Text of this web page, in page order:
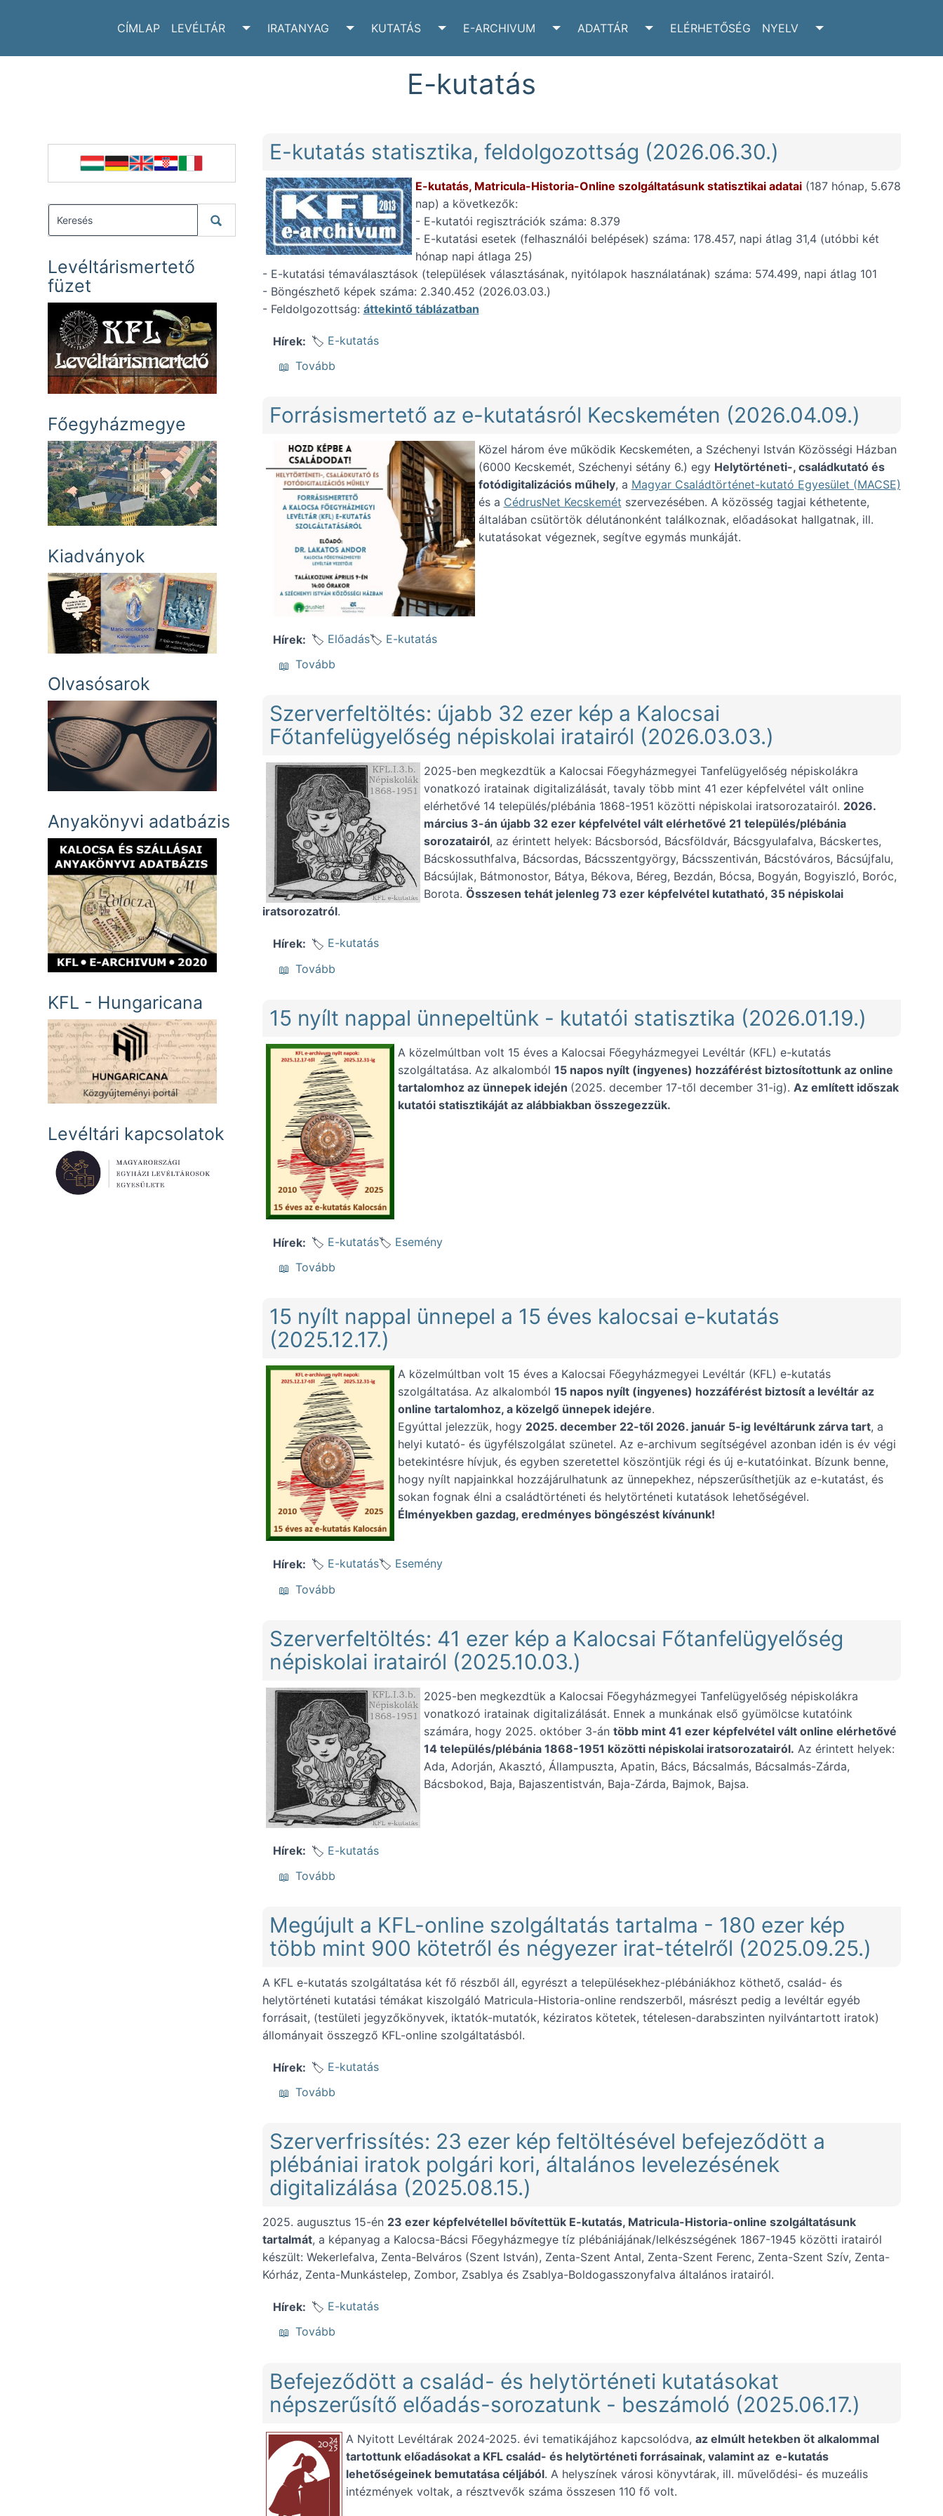
CÍMLAP LEVÉLTÁR
TOGGLE LEVÉLTÁR SUBMENU
IRATANYAG
TOGGLE IRATANYAG SUBMENU
KUTATÁS
TOGGLE KUTATÁS SUBMENU
E-ARCHIVUM
TOGGLE E-ARCHIVUM SUBMENU
ADATTÁR
TOGGLE ADATTÁR SUBMENU
ELÉRHETŐSÉG NYELV
E-kutatás
Levéltárismertető
füzet
Főegyházmegye
Kiadványok
Olvasósarok
Anyakönyvi adatbázis
KFL - Hungaricana
Levéltári kapcsolatok
E-kutatás statisztika, feldolgozottság (2026.06.30.)
E-kutatás, Matricula-Historia-Online szolgáltatásunk statisztikai adatai(187 hónap, 5.678
nap) a következők:
- E-kutatói regisztrációk száma: 8.379
- E-kutatási esetek (felhasználói belépések) száma: 178.457, napi átlag 31,4 (utóbbi két
hónap napi átlaga 25)
- E-kutatási témaválasztások (települések választásának, nyitólapok használatának) száma: 574.499, napi átlag 101
- Böngészhető képek száma: 2.340.452 (2026.03.03.)
- Feldolgozottság: áttekintő táblázatban
Hírek
E-kutatás
Tovább(E-kutatás statisztika, feldolgozottság (2026.06.30.))
Forrásismertető az e-kutatásról Kecskeméten (2026.04.09.)
Közel három éve működik Kecskeméten, a Széchenyi István Közösségi Házban
(6000 Kecskemét, Széchenyi sétány 6.) egy Helytörténeti-, családkutató és
fotódigitalizációs műhely, a Magyar Családtörténet-kutató Egyesület (MACSE)
és a CédrusNet Kecskemét szervezésében. A közösség tagjai kéthetente,
általában csütörtök délutánonként találkoznak, előadásokat hallgatnak, ill.
kutatásokat végeznek, segítve egymás munkáját.
Hírek Előadás
E-kutatás
Tovább(Forrásismertető az e-kutatásról Kecskeméten (2026.04.09.))
Szerverfeltöltés: újabb 32 ezer kép a Kalocsai
Főtanfelügyelőség népiskolai iratairól (2026.03.03.)
2025-ben megkezdtük a Kalocsai Főegyházmegyei Tanfelügyelőség népiskolákra
vonatkozó iratainak digitalizálását, tavaly több mint 41 ezer képfelvétel vált online
elérhetővé 14 település/plébánia 1868-1951 közötti népiskolai iratsorozatairól. 2026.
március 3-án újabb 32 ezer képfelvétel vált elérhetővé 21 település/plébánia
sorozatairól, az érintett helyek: Bácsborsód, Bácsföldvár, Bácsgyulafalva, Bácskertes,
Bácskossuthfalva, Bácsordas, Bácsszentgyörgy, Bácsszentiván, Bácstóváros, Bácsújfalu,
Bácsújlak, Bátmonostor, Bátya, Békova, Béreg, Bezdán, Bócsa, Bogyán, Bogyiszló, Boróc,
Borota. Összesen tehát jelenleg 73 ezer képfelvétel kutatható, 35 népiskolai
iratsorozatról.
Hírek
E-kutatás
Tovább(Szerverfeltöltés: újabb 32 ezer kép a Kalocsai Főtanfelügyelőség népiskolai iratairól (2026.03.03.))
15 nyílt nappal ünnepeltünk - kutatói statisztika (2026.01.19.)
A közelmúltban volt 15 éves a Kalocsai Főegyházmegyei Levéltár (KFL) e-kutatás
szolgáltatása. Az alkalomból 15 napos nyílt (ingyenes) hozzáférést biztosítottunk az online
tartalomhoz az ünnepek idején (2025. december 17-től december 31-ig). Az említett időszak
kutatói statisztikáját az alábbiakban összegezzük.
Hírek E-kutatás
Esemény
Tovább(15 nyílt nappal ünnepeltünk - kutatói statisztika (2026.01.19.))
15 nyílt nappal ünnepel a 15 éves kalocsai e-kutatás
(2025.12.17.)
A közelmúltban volt 15 éves a Kalocsai Főegyházmegyei Levéltár (KFL) e-kutatás
szolgáltatása. Az alkalomból 15 napos nyílt (ingyenes) hozzáférést biztosít a levéltár az
online tartalomhoz, a közelgő ünnepek idejére.
Egyúttal jelezzük, hogy 2025. december 22-től 2026. január 5-ig levéltárunk zárva tart, a
helyi kutató- és ügyfélszolgálat szünetel. Az e-archivum segítségével azonban idén is év végi
betekintésre hívjuk, és egyben szeretettel köszöntjük régi és új e-kutatóinkat. Bízunk benne,
hogy nyílt napjainkkal hozzájárulhatunk az ünnepekhez, népszerűsíthetjük az e-kutatást, és
sokan fognak élni a családtörténeti és helytörténeti kutatások lehetőségével.
Élményekben gazdag, eredményes böngészést kívánunk!
Hírek E-kutatás
Esemény
Tovább(15 nyílt nappal ünnepel a 15 éves kalocsai e-kutatás (2025.12.17.))
Szerverfeltöltés: 41 ezer kép a Kalocsai Főtanfelügyelőség
népiskolai iratairól (2025.10.03.)
2025-ben megkezdtük a Kalocsai Főegyházmegyei Tanfelügyelőség népiskolákra
vonatkozó iratainak digitalizálását. Ennek a munkának első gyümölcse kutatóink
számára, hogy 2025. október 3-án több mint 41 ezer képfelvétel vált online elérhetővé
14 település/plébánia 1868-1951 közötti népiskolai iratsorozatairól. Az érintett helyek:
Ada, Adorján, Akasztó, Állampuszta, Apatin, Bács, Bácsalmás, Bácsalmás-Zárda,
Bácsbokod, Baja, Bajaszentistván, Baja-Zárda, Bajmok, Bajsa.
Hírek
E-kutatás
Tovább(Szerverfeltöltés: 41 ezer kép a Kalocsai Főtanfelügyelőség népiskolai iratairól (2025.10.03.))
Megújult a KFL-online szolgáltatás tartalma - 180 ezer kép
több mint 900 kötetről és négyezer irat-tételről (2025.09.25.)
A KFL e-kutatás szolgáltatása két fő részből áll, egyrészt a településekhez-plébániákhoz köthető, család- és
helytörténeti kutatási témákat kiszolgáló Matricula-Historia-online rendszerből, másrészt pedig a levéltár egyéb
forrásait, (testületi jegyzőkönyvek, iktatók-mutatók, kéziratos kötetek, tételesen-darabszinten nyilvántartott iratok)
állományait összegző KFL-online szolgáltatásból.
Hírek
E-kutatás
Tovább(Megújult a KFL-online szolgáltatás tartalma - 180 ezer kép több mint 900 kötetről és négyezer irat-tételről
Szerverfrissítés: 23 ezer kép feltöltésével befejeződött a
plébániai iratok polgári kori, általános levelezésének
digitalizálása (2025.08.15.)
2025. augusztus 15-én 23 ezer képfelvétellel bővítettük E-kutatás, Matricula-Historia-online szolgáltatásunk
tartalmát, a képanyag a Kalocsa-Bácsi Főegyházmegye tíz plébániájának/lelkészségének 1867-1945 közötti iratairól
készült: Wekerlefalva, Zenta-Belváros (Szent István), Zenta-Szent Antal, Zenta-Szent Ferenc, Zenta-Szent Szív, Zenta-
Kórház, Zenta-Munkástelep, Zombor, Zsablya és Zsablya-Boldogasszonyfalva általános iratairól.
Hírek
E-kutatás
Tovább(Szerverfrissítés: 23 ezer kép feltöltésével befejeződött a plébániai iratok polgári kori, általános levelezésének
Befejeződött a család- és helytörténeti kutatásokat
népszerűsítő előadás-sorozatunk - beszámoló (2025.06.17.)
A Nyitott Levéltárak 2024-2025. évi tematikájához kapcsolódva, az elmúlt hetekben öt alkalommal
tartottunk előadásokat a KFL család- és helytörténeti forrásainak, valamint az e-kutatás
lehetőségeinek bemutatása céljából. A helyszínek városi könyvtárak, ill. művelődési- és muzeális
intézmények voltak, a résztvevők száma összesen 110 fő volt.